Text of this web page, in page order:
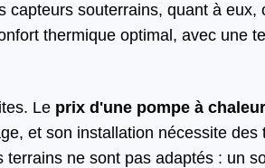
souterrains, quant à eux,
thermique optimal, avec une
Le prix d'une pompe à
et son installation nécessite des
ne sont pas adaptés : un